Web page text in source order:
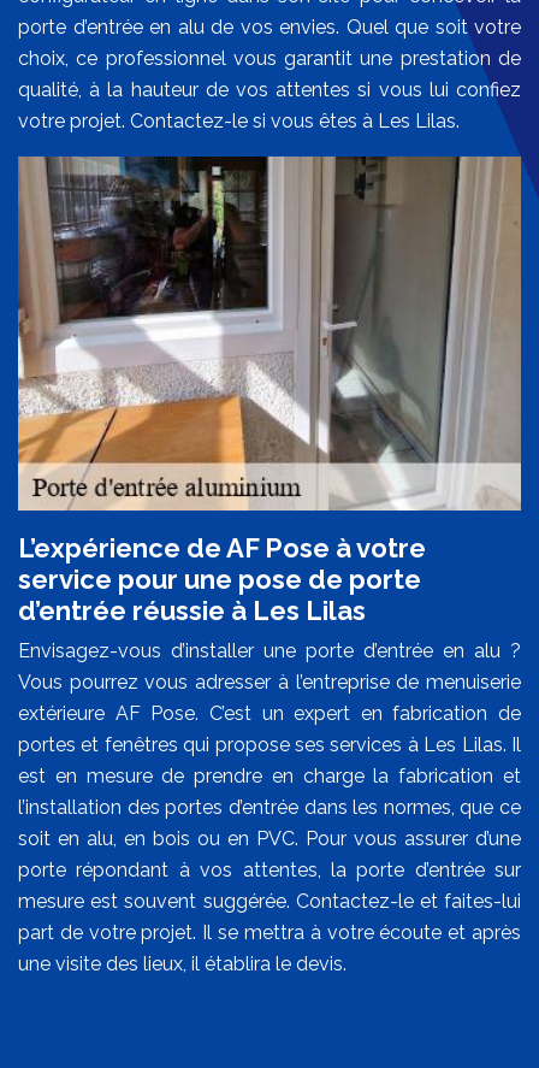
porte d’entrée en alu de vos envies. Quel que soit votre
choix, ce professionnel vous garantit une prestation de
qualité, à la hauteur de vos attentes si vous lui confiez
votre projet. Contactez-le si vous êtes à Les Lilas.
L’expérience de AF Pose à votre
service pour une pose de porte
d’entrée réussie à Les Lilas
Envisagez-vous d’installer une porte d’entrée en alu ?
Vous pourrez vous adresser à l’entreprise de menuiserie
extérieure AF Pose. C’est un expert en fabrication de
portes et fenêtres qui propose ses services à Les Lilas. Il
est en mesure de prendre en charge la fabrication et
l’installation des portes d’entrée dans les normes, que ce
soit en alu, en bois ou en PVC. Pour vous assurer d’une
porte répondant à vos attentes, la porte d’entrée sur
mesure est souvent suggérée. Contactez-le et faites-lui
part de votre projet. Il se mettra à votre écoute et après
une visite des lieux, il établira le devis.